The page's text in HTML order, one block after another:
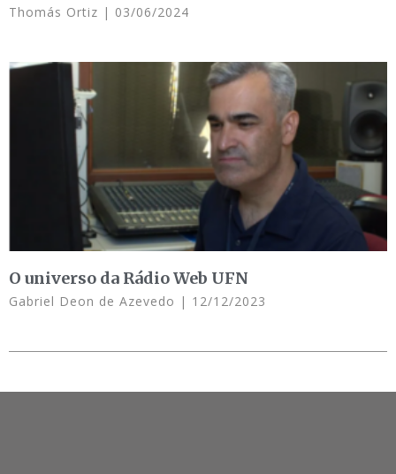
Thomás Ortiz 03/06/2024
O universo da Rádio Web UFN
Gabriel Deon de Azevedo 12/12/2023